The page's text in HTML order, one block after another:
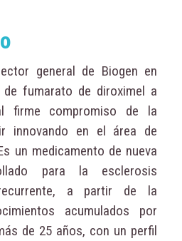
general de Biogen en
fumarato de diroximel a
firme compromiso de la
innovando en el área de
un medicamento de nueva
para la esclerosis
a partir de la
acumulados por
de 25 años, con un perfil